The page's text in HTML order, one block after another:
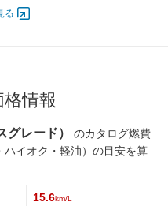
-
-
235/55R20 102V 235/
る
情報
レード）
のカタログ燃費
イオク・軽油）の目安を算
15.6km/L